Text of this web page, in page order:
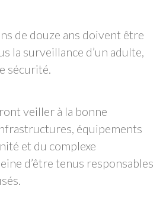
de douze ans doivent être
la surveillance d’un adulte,
sécurité.
veiller à la bonne
équipements
et du complexe
d’être tenus responsables